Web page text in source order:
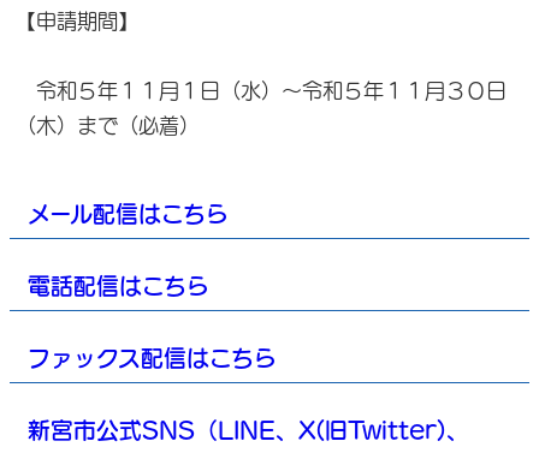
【申請期間】
令和５年１１月１日（水）～令和５年１１月３０日
（木）まで（必着）
メール配信はこちら
電話配信はこちら
ファックス配信はこちら
新宮市公式SNS（LINE、X(旧Twitter)、